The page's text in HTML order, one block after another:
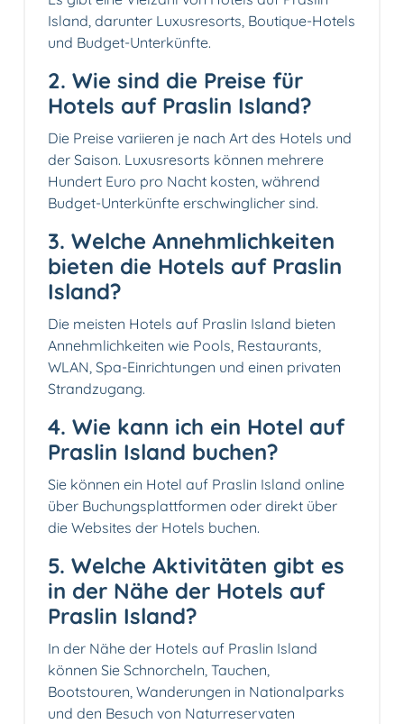
Island, darunter Luxusresorts, Boutique-Hotels
und Budget-Unterkünfte.
2. Wie sind die Preise für
Hotels auf Praslin Island?
Die Preise variieren je nach Art des Hotels und
der Saison. Luxusresorts können mehrere
Hundert Euro pro Nacht kosten, während
Budget-Unterkünfte erschwinglicher sind.
3. Welche Annehmlichkeiten
bieten die Hotels auf Praslin
Island?
Die meisten Hotels auf Praslin Island bieten
Annehmlichkeiten wie Pools, Restaurants,
WLAN, Spa-Einrichtungen und einen privaten
Strandzugang.
4. Wie kann ich ein Hotel auf
Praslin Island buchen?
Sie können ein Hotel auf Praslin Island online
über Buchungsplattformen oder direkt über
die Websites der Hotels buchen.
5. Welche Aktivitäten gibt es
in der Nähe der Hotels auf
Praslin Island?
In der Nähe der Hotels auf Praslin Island
können Sie Schnorcheln, Tauchen,
Bootstouren, Wanderungen in Nationalparks
und den Besuch von Naturreservaten